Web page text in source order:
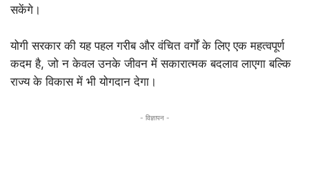
सकेंगे।
योगी सरकार की यह पहल गरीब और वंचित वर्गों के लिए एक महत्वपूर्ण
कदम है, जो न केवल उनके जीवन में सकारात्मक बदलाव लाएगा बल्कि
राज्य के विकास में भी योगदान देगा।
- विज्ञापन -